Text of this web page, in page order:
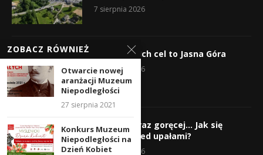
7 sierpnia 2026
Wyruszyli! Ich cel to Jasna Góra
5 sierpnia 2026
Gorąco, coraz goręcej… Jak się
chronić przed upałami?
4 sierpnia 2026
ZOBACZ RÓWNIEŻ
Otwarcie nowej
aranżacji Muzeum
Niepodległości
27 sierpnia 2021
Konkurs Muzeum
Niepodległości na
Dzień Kobiet